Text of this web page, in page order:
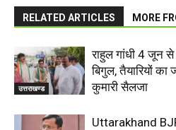
RELATED ARTICLES MORE
उत्तराखण्ड
राहुल गांधी 4 जून
बिगुल, तैयारियों
कुमारी सैलजा
Uttarakhand